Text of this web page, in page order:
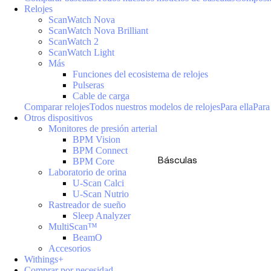
Básculas
Relojes
ScanWatch Nova
ScanWatch Nova Brilliant
ScanWatch 2
ScanWatch Light
Más
Funciones del ecosistema de relojes
Pulseras
Cable de carga
Comparar relojesTodos nuestros modelos de relojesPara ella
Otros dispositivos
Monitores de presión arterial
BPM Vision
BPM Connect
BPM Core
Laboratorio de orina
U-Scan Calci
U-Scan Nutrio
Rastreador de sueño
Sleep Analyzer
MultiScan™
BeamO
Accesorios
Withings+